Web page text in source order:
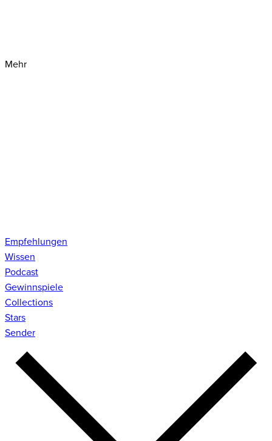
Mehr
Empfehlungen
Wissen
Podcast
Gewinnspiele
Collections
Stars
Sender